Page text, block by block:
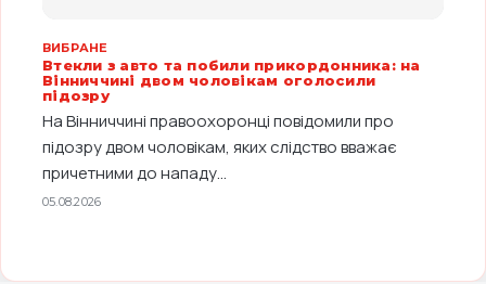
ВИБРАНЕ
Втекли з авто та побили прикордонника: на
Вінниччині двом чоловікам оголосили
підозру
На Вінниччині правоохоронці повідомили про
підозру двом чоловікам, яких слідство вважає
причетними до нападу...
05.08.2026